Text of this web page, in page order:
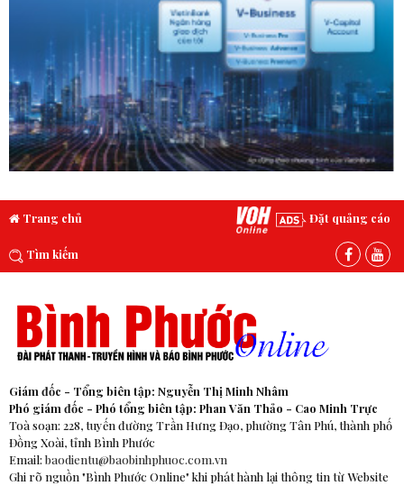
Trang chủ Đặt quảng cáo
Tìm kiếm
Giám đốc - Tổng biên tập: Nguyễn Thị Minh Nhâm
Phó giám đốc - Phó tổng biên tập: Phan Văn Thảo - Cao Minh Trực
Toà soạn: 228, tuyến đường Trần Hưng Đạo, phường Tân Phú, thành phố
Đồng Xoài, tỉnh Bình Phước
Email: baodientu@baobinhphuoc.com.vn
Ghi rõ nguồn "Bình Phước Online" khi phát hành lại thông tin từ Website